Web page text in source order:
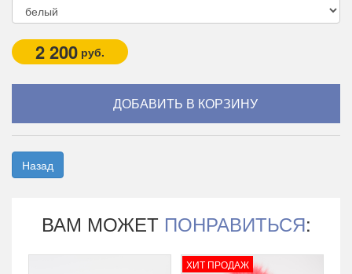
2 200 руб.
Назад
ВАМ МОЖЕТ ПОНРАВИТЬСЯ:
ХИТ ПРОДАЖ